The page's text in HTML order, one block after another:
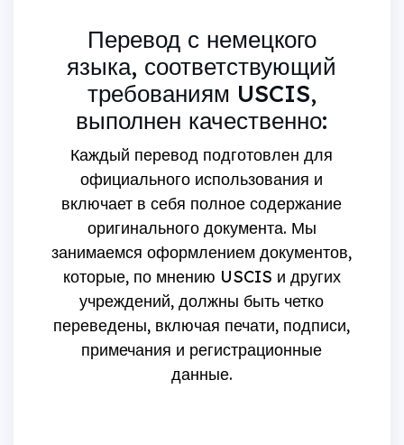
Перевод с немецкого
языка, соответствующий
требованиям USCIS,
выполнен качественно:
Каждый перевод подготовлен для
официального использования и
включает в себя полное содержание
оригинального документа. Мы
занимаемся оформлением документов,
которые, по мнению USCIS и других
учреждений, должны быть четко
переведены, включая печати, подписи,
примечания и регистрационные
данные.